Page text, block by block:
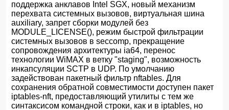
поддержка анклавов Intel SGX, новый механизм
перехвата системных вызовов, виртуальная шина
auxiliary, запрет сборки модулей без
MODULE_LICENSE(), режим быстрой фильтрации
системных вызовов в seccomp, прекращение
сопровождения архитектуры ia64, перенос
технологии WiMAX в ветку "staging", возможность
инкапсуляции SCTP в UDP. По умолчанию
задействован пакетный фильтр nftables. Для
сохранения обратной совместимости доступен пакет
iptables-nft, предоставляющий утилиты с тем же
синтаксисом командной строки, как и в iptables, но